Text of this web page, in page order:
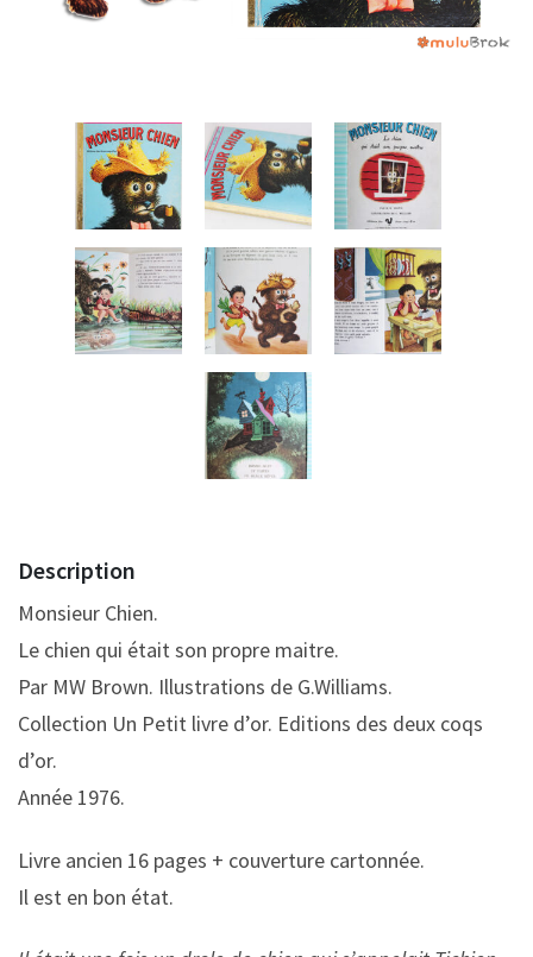
Description
Monsieur Chien.
Le chien qui était son propre maitre.
Par MW Brown. Illustrations de G.Williams.
Collection Un Petit livre d’or. Editions des deux coqs
d’or.
Année 1976.
Livre ancien 16 pages + couverture cartonnée.
Il est en bon état.